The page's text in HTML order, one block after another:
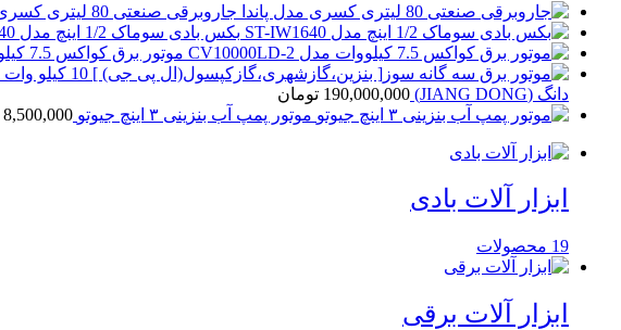
جاروبرقی صنعتی 80 لیتری کسری مدل پاندا
بکس بادی سوماک 1/2 اینچ مدل ST-IW1640
موتور برق کواکس 7.5 کیلووات مدل CV10000LD-2
دانگ (JIANG DONG)
190,000,000 تومان
موتور پمپ آب بنزینی ۳ اینچ جیوتو
8,500,000
ابزار آلات بادی
19 محصولات
ابزار آلات برقی